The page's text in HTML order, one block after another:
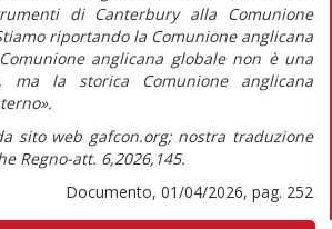
di Canterbury alla Comunione
riportando la Comunione anglicana
anglicana globale non è una
ma la storica Comunione anglicana
sito web gafcon.org; nostra traduzione
Regno-att. 6,2026,145.
Documento, 01/04/2026, pag. 252